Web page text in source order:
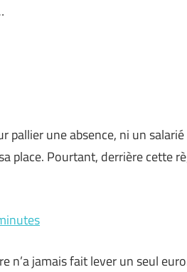
pallier une absence, ni un
place. Pourtant, derrière cette
jamais fait lever un seul